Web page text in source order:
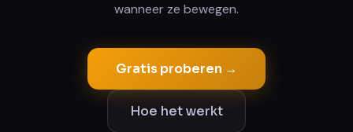
wanneer ze bewegen.
Gratis proberen →
Hoe het werkt